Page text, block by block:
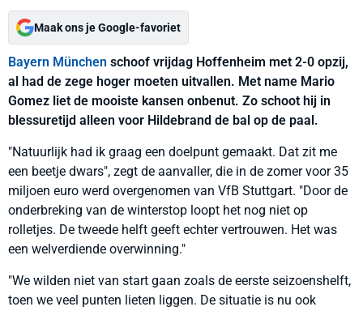
Maak ons je Google-favoriet
Bayern München schoof vrijdag Hoffenheim met 2-0 opzij,
al had de zege hoger moeten uitvallen. Met name Mario
Gomez liet de mooiste kansen onbenut. Zo schoot hij in
blessuretijd alleen voor Hildebrand de bal op de paal.
"Natuurlijk had ik graag een doelpunt gemaakt. Dat zit me
een beetje dwars", zegt de aanvaller, die in de zomer voor 35
miljoen euro werd overgenomen van VfB Stuttgart. "Door de
onderbreking van de winterstop loopt het nog niet op
rolletjes. De tweede helft geeft echter vertrouwen. Het was
een welverdiende overwinning."
"We wilden niet van start gaan zoals de eerste seizoenshelft,
toen we veel punten lieten liggen. De situatie is nu ook